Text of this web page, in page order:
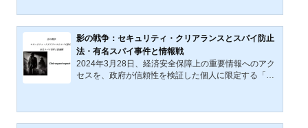
（2025年）3月14日、東京都千代田区の財務省付近に
おいて、「NHKから国民を守る党」（以下、NHK党）
党首・立花孝志氏（57）が街頭演説中にナタで襲撃さ
れた。現場で取り押さえられ、殺人未遂容疑で現行犯
逮捕されたのは、無職のM容疑者（30）である。警視
庁は同月16日朝、M容疑者を送検した。 事件当時、M
影の戦争：セキュリティ・クリアランスとスパイ防止
法・有名スパイ事件と情報戦
2024年3月28日、経済安全保障上の重要情報へのアク
セスを、政府が信頼性を検証した個人に限定する「セ
が行われた。この制度では、日本の安全に重大な影響
を与える恐れがある情報を「経済安全保障上の重要情